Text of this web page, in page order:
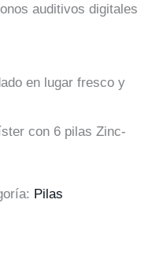
auditivos digitales
en lugar fresco y
con 6 pilas Zinc-
Pilas